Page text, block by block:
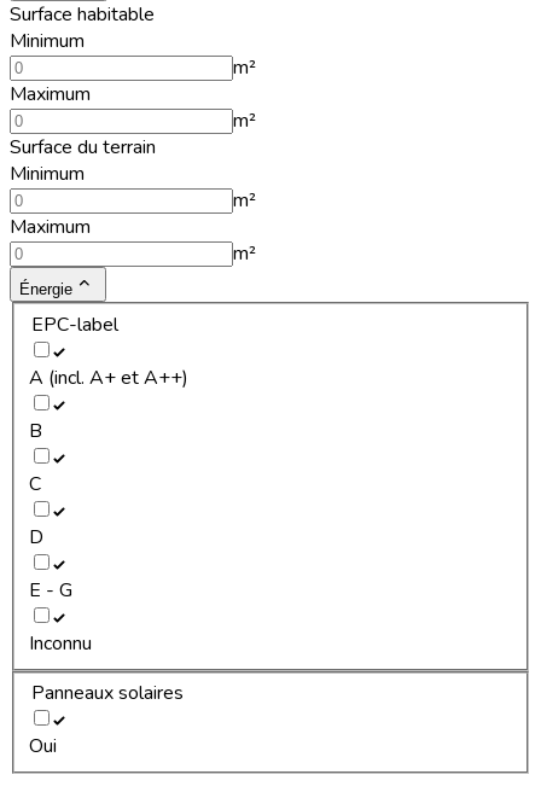
Surface habitable
Minimum
m²
Maximum
m²
Surface du terrain
Minimum
m²
Maximum
m²
Énergie
EPC-label
A (incl. A+ et A++)
B
C
D
E - G
Inconnu
Panneaux solaires
Oui